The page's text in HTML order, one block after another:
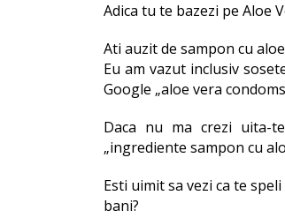
Adica tu te bazezi pe Aloe
Ati auzit de sampon cu
Eu am vazut inclusiv
Google „aloe vera
Daca nu ma crezi uita-
„ingrediente sampon cu
Esti uimit sa vezi ca te
bani?